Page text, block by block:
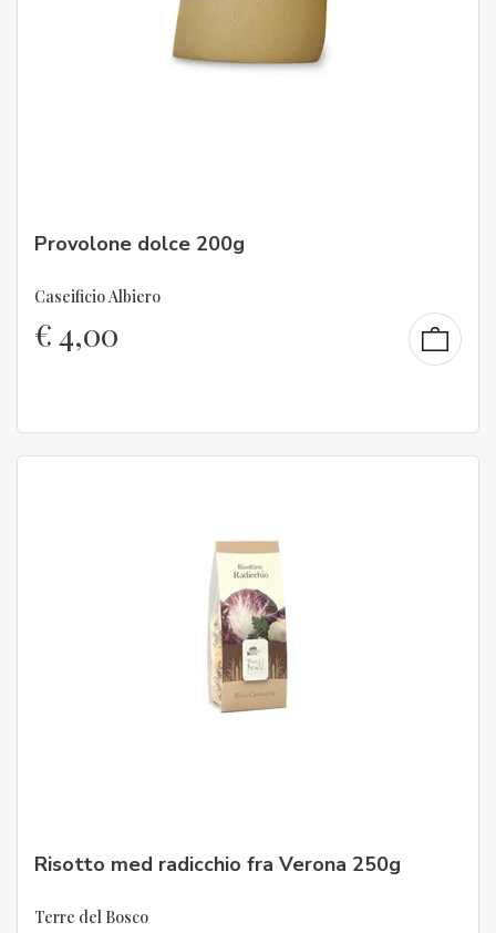
Provolone dolce 200g
Caseificio Albiero
€4,00
Risotto med radicchio fra Verona 250g
Terre del Bosco